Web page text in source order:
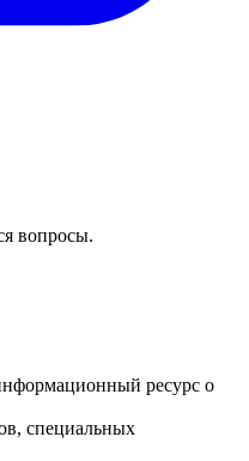
вопросы.
ресурс о
специальных